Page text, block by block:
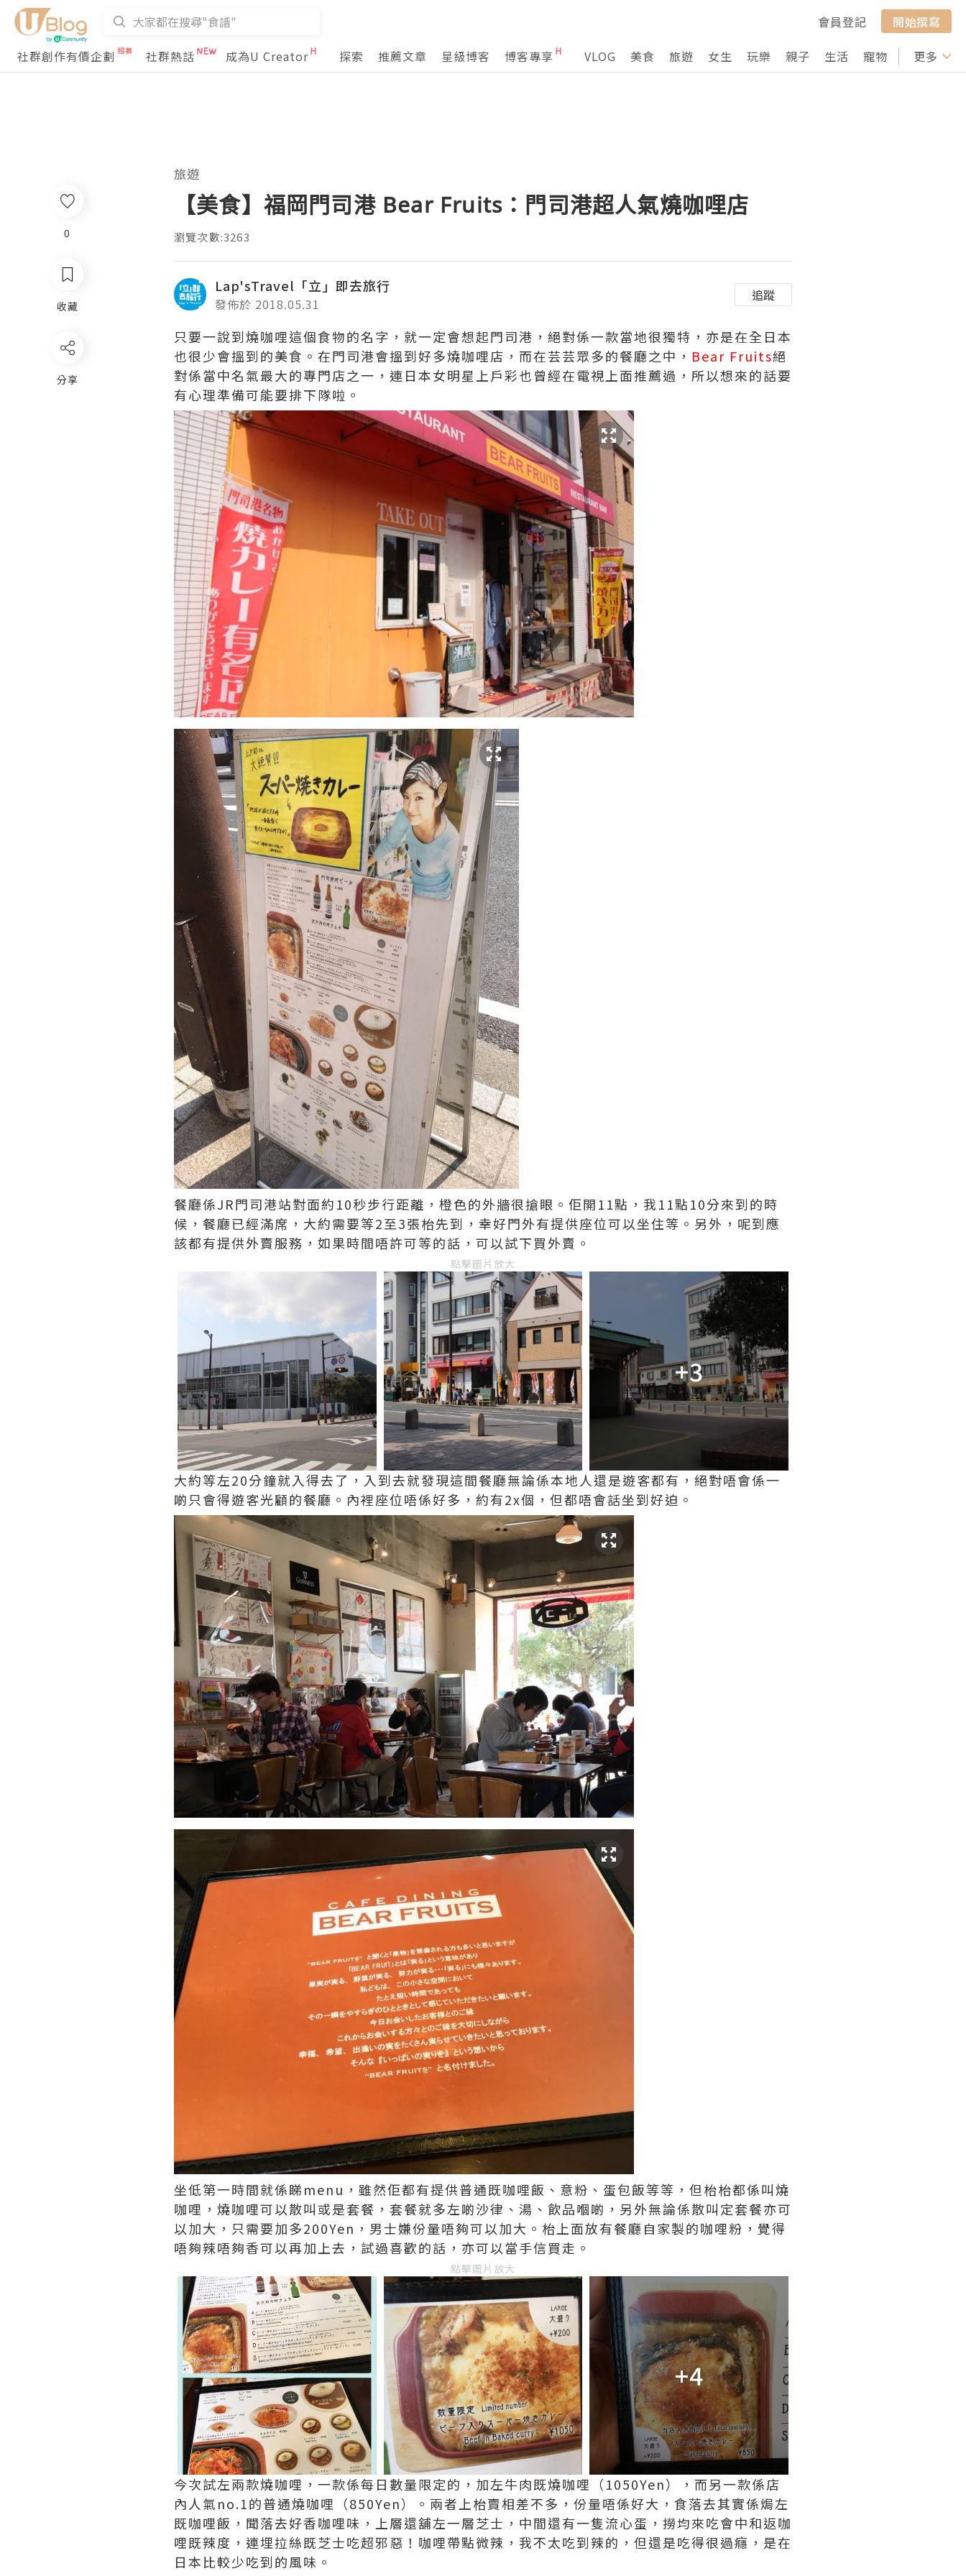
會員登記
開始撰寫
社群創作有價企劃
社群熱話 成為U Creator 探索 推薦文章 星級博客 博客專享 VLOG 美食 旅遊 女生 玩樂 親子 生活 寵物 行山 打卡
更多
0
收藏
分享
旅遊
【美食】福岡門司港 Bear Fruits：門司港超人氣燒咖哩店
瀏覽次數:3263
Lap'sTravel「立」即去旅行
發佈於 2018.05.31
追蹤
只要一說到燒咖哩這個食物的名字，就一定會想起門司港，絕對係一款當地很獨特，亦是在全日本
也很少會搵到的美食。在門司港會搵到好多燒咖哩店，而在芸芸眾多的餐廳之中， Bear Fruits絕
對係當中名氣最大的專門店之一，連日本女明星上戶彩也曾經在電視上面推薦過，所以想來的話要
有心理準備可能要排下隊啦。
餐廳係JR門司港站對面約10秒步行距離，橙色的外牆很搶眼。佢開11點，我11點10分來到的時
候，餐廳已經滿席，大約需要等2至3張枱先到，幸好門外有提供座位可以坐住等。另外，呢到應
該都有提供外賣服務，如果時間唔許可等的話，可以試下買外賣。
點擊圖片放大
+3
大約等左20分鐘就入得去了，入到去就發現這間餐廳無論係本地人還是遊客都有，絕對唔會係一
啲只會得遊客光顧的餐廳。內裡座位唔係好多，約有2x個，但都唔會話坐到好迫。
坐低第一時間就係睇menu，雖然佢都有提供普通既咖哩飯、意粉、蛋包飯等等，但枱枱都係叫燒
咖哩，燒咖哩可以散叫或是套餐，套餐就多左啲沙律、湯、飲品嗰啲，另外無論係散叫定套餐亦可
以加大，只需要加多200Yen，男士嫌份量唔夠可以加大。枱上面放有餐廳自家製的咖哩粉，覺得
唔夠辣唔夠香可以再加上去，試過喜歡的話，亦可以當手信買走。
點擊圖片放大
+4
今次試左兩款燒咖哩，一款係每日數量限定的，加左牛肉既燒咖哩（1050Yen），而另一款係店
內人氣no.1的普通燒咖哩（850Yen）。兩者上枱賣相差不多，份量唔係好大，食落去其實係焗左
既咖哩飯，聞落去好香咖哩味，上層還舖左一層芝士，中間還有一隻流心蛋，撈均來吃會中和返咖
哩既辣度，連埋拉絲既芝士吃超邪惡！咖哩帶點微辣，我不太吃到辣的，但還是吃得很過癮，是在
日本比較少吃到的風味。